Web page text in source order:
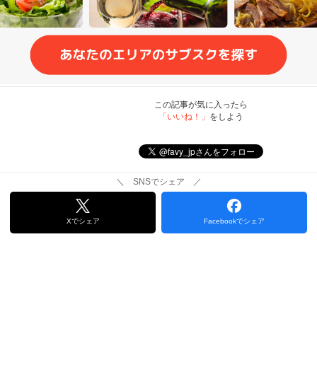
この記事が気に入ったら
「いいね！」 をしよう
＼ SNSでシェア ／
Xでシェア Facebookでシェア